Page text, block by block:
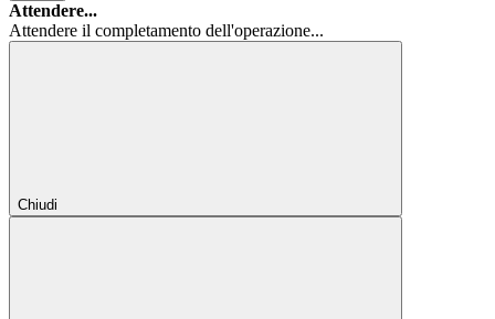
Attendere...
Attendere il completamento dell'operazione...
Chiudi